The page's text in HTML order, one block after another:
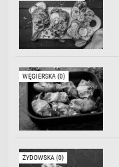
WĘGIERSKA (0)
ŻYDOWSKA (0)